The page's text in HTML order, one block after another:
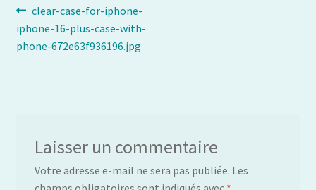
Navigation
de
Article
précédent :
clear-case-for-iphone-
iphone-16-plus-case-with-
phone-672e63f936196.jpg
Laisser un commentaire
Votre adresse e-mail ne sera pas publiée. Les